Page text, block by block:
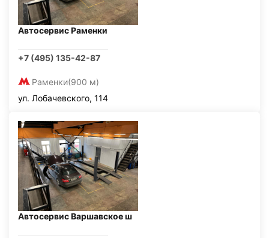
Автосервис Раменки
+7 (495) 135-42-87
Раменки(900 м)
ул. Лобачевского, 114
Автосервис Варшавское ш